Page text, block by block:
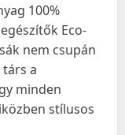
100%
Eco-
nem csupán
a
minden
stílusos